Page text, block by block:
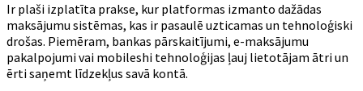
Ir plaši izplatīta prakse, kur platformas izmanto dažādas
maksājumu sistēmas, kas ir pasaulē uzticamas un tehnoloģiski
drošas. Piemēram, bankas pārskaitījumi, e-maksājumu
pakalpojumi vai mobileshi tehnoloģijas ļauj lietotājam ātri un
ērti saņemt līdzekļus savā kontā.